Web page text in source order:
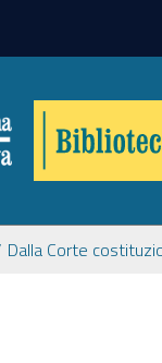
Dalla Corte